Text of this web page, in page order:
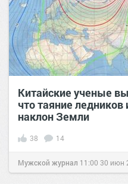
Китайские ученые
что таяние
наклон Земли
38 14
Мужской журнал 11:00 30 июн